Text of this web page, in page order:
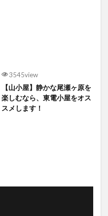
3545view
【山小屋】静かな尾瀬ヶ原を
楽しむなら、東電小屋をオス
スメします！